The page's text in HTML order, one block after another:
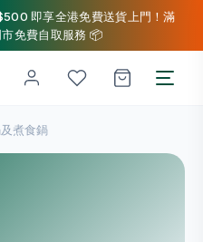
即享全港免費送貨上門！滿
免費自取服務 📦
煮食鍋